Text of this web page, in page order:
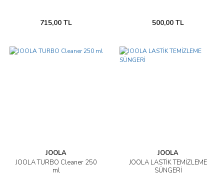
715,00 TL 500,00 TL
JOOLA
JOOLA TURBO Cleaner 250
ml
JOOLA
JOOLA LASTİK TEMİZLEME
SÜNGERİ